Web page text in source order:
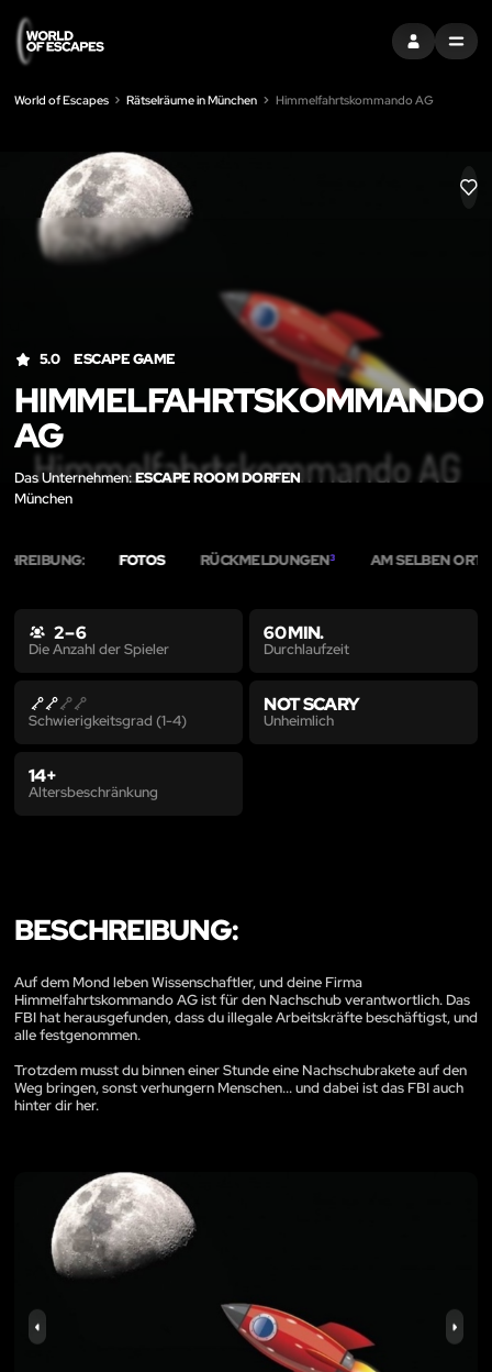
EINTRAGEN
MENU
World of Escapes Rätselräume in München Himmelfahrtskommando AG
LIKE
5.0 ESCAPE GAME
HIMMELFAHRTSKOMMANDO
AG
Das Unternehmen:ESCAPE ROOM DORFEN
München
FOTOS RÜCKMELDUNGEN3 AM SELBEN ORT
2 – 6
Die Anzahl der Spieler
60 MIN.
Durchlaufzeit
Schwierigkeitsgrad (1-4)
NOT SCARY
Unheimlich
14+
Altersbeschränkung
BESCHREIBUNG:
Auf dem Mond leben Wissenschaftler, und deine Firma
Himmelfahrtskommando AG ist für den Nachschub verantwortlich. Das
FBI hat herausgefunden, dass du illegale Arbeitskräfte beschäftigst, und
alle festgenommen.
Trotzdem musst du binnen einer Stunde eine Nachschubrakete auf den
Weg bringen, sonst verhungern Menschen... und dabei ist das FBI auch
hinter dir her.